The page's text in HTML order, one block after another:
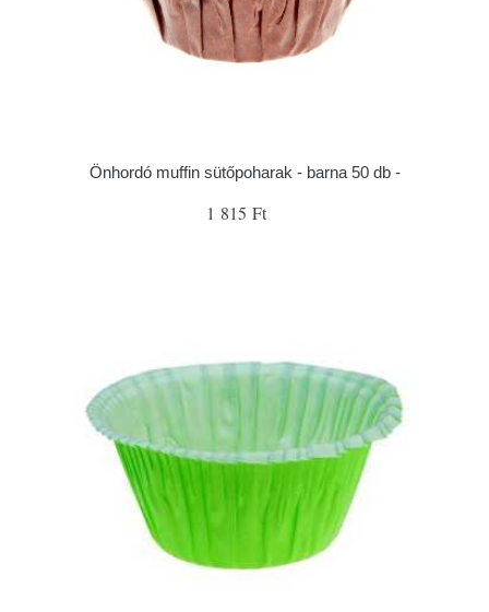
Önhordó muffin sütőpoharak - barna 50 db -
1 815 Ft